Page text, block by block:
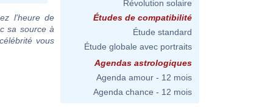
l'heure de
sa source à
vous
Révolution solaire
Études de compatibilité
Étude standard
Étude globale avec portraits
Agendas astrologiques
Agenda amour - 12 mois
Agenda chance - 12 mois